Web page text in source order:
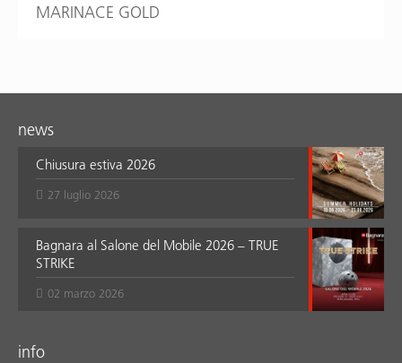
MARINACE GOLD
news
Chiusura estiva 2026
27 luglio 2026
Bagnara al Salone del Mobile 2026 – TRUE
STRIKE
02 marzo 2026
info